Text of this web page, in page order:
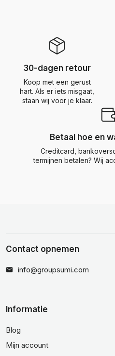
30-dagen retour
Koop met een gerust
hart. Als er iets misgaat,
staan wij voor je klaar.
Betaal hoe en
Creditcard,
termijnen betalen? Wij
Contact opnemen
info@groupsumi.com
Informatie
Blog
Mijn account